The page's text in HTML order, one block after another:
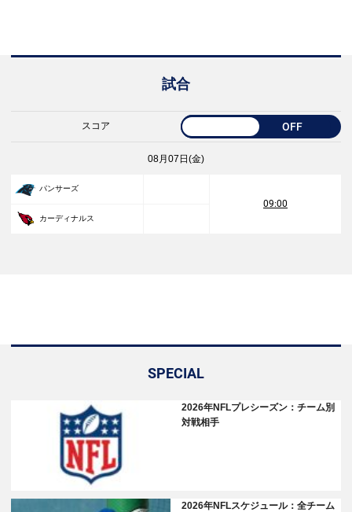
試合
スコア OFF
08月07日(金)
パンサーズ
09:00
カーディナルス
SPECIAL
2026年NFLプレシーズン：チーム別
対戦相手
2026年NFLスケジュール：全チーム